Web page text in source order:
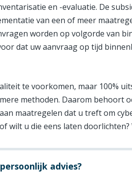
en -evaluatie. De
van een of meer
worden op volgorde van
dat uw aanvraag op tijd
te voorkomen, maar 100%
methoden. Daarom behoort
maatregelen dat u treft om
wilt u die eens laten
advies?